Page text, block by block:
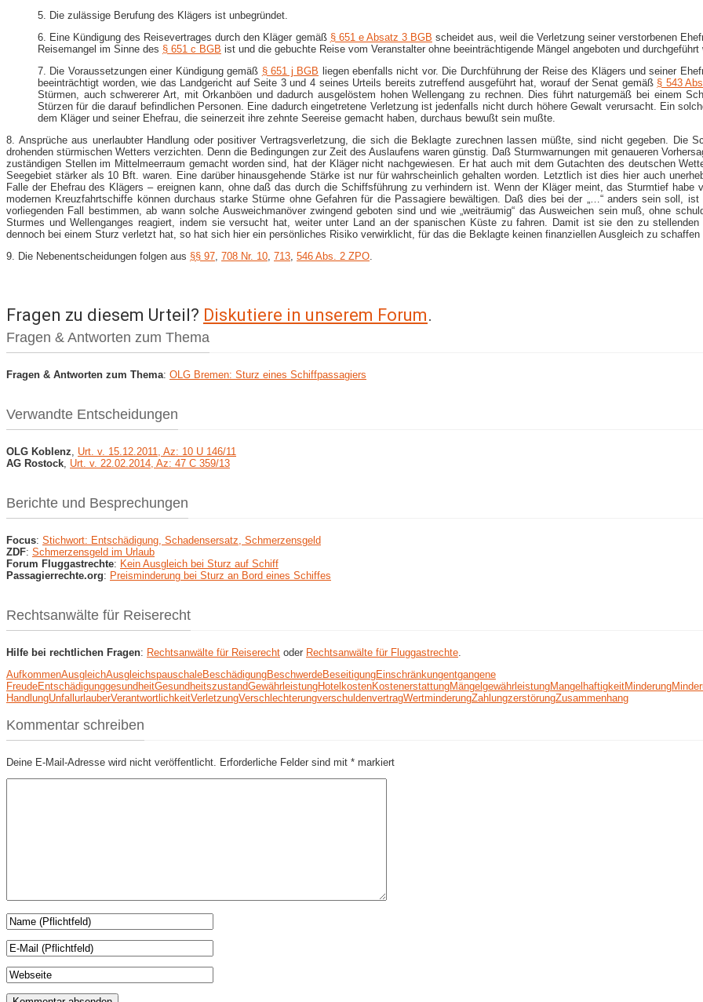
5. Die zulässige Berufung des Klägers ist unbegründet.
6. Eine Kündigung des Reisevertrages durch den Kläger gemäß § 651 e Absatz 3 BGB scheidet aus, weil die Verletzung seiner verstorbenen
Reisemangel im Sinne des § 651 c BGB ist und die gebuchte Reise vom Veranstalter ohne beeinträchtigende Mängel angeboten und durchgeführt
7. Die Voraussetzungen einer Kündigung gemäß § 651 j BGB liegen ebenfalls nicht vor. Die Durchführung der Reise des Klägers und seiner
beeinträchtigt worden, wie das Landgericht auf Seite 3 und 4 seines Urteils bereits zutreffend ausgeführt hat, worauf der Senat gemäß § 543
Stürmen, auch schwererer Art, mit Orkanböen und dadurch ausgelöstem hohen Wellengang zu rechnen. Dies führt naturgemäß bei einem
Stürzen für die darauf befindlichen Personen. Eine dadurch eingetretene Verletzung ist jedenfalls nicht durch höhere Gewalt verursacht. Ein
dem Kläger und seiner Ehefrau, die seinerzeit ihre zehnte Seereise gemacht haben, durchaus bewußt sein mußte.
8. Ansprüche aus unerlaubter Handlung oder positiver Vertragsverletzung, die sich die Beklagte zurechnen lassen müßte, sind nicht gegeben. Die
drohenden stürmischen Wetters verzichten. Denn die Bedingungen zur Zeit des Auslaufens waren günstig. Daß Sturmwarnungen mit genaueren
zuständigen Stellen im Mittelmeerraum gemacht worden sind, hat der Kläger nicht nachgewiesen. Er hat auch mit dem Gutachten des deutschen
Seegebiet stärker als 10 Bft. waren. Eine darüber hinausgehende Stärke ist nur für wahrscheinlich gehalten worden. Letztlich ist dies hier auch
Falle der Ehefrau des Klägers – ereignen kann, ohne daß das durch die Schiffsführung zu verhindern ist. Wenn der Kläger meint, das Sturmtief
modernen Kreuzfahrtschiffe können durchaus starke Stürme ohne Gefahren für die Passagiere bewältigen. Daß dies bei der „…“ anders sein soll,
vorliegenden Fall bestimmen, ab wann solche Ausweichmanöver zwingend geboten sind und wie „weiträumig“ das Ausweichen sein muß, ohne
Sturmes und Wellenganges reagiert, indem sie versucht hat, weiter unter Land an der spanischen Küste zu fahren. Damit ist sie den zu
dennoch bei einem Sturz verletzt hat, so hat sich hier ein persönliches Risiko verwirklicht, für das die Beklagte keinen finanziellen Ausgleich zu schaffen
9. Die Nebenentscheidungen folgen aus §§ 97 708 Nr. 10 713 546 Abs. 2 ZPO
Fragen zu diesem Urteil? Diskutiere in unserem Forum.
Fragen & Antworten zum Thema
Fragen & Antworten zum Thema: OLG Bremen: Sturz eines Schiffpassagiers
Verwandte Entscheidungen
OLG Koblenz
Urt. v. 15.12.2011, Az: 10 U 146/11
AG Rostock Urt. v. 22.02.2014, Az: 47 C 359/13
Berichte und Besprechungen
Focus: Stichwort: Entschädigung, Schadensersatz, Schmerzensgeld
ZDF: Schmerzensgeld im Urlaub
Forum Fluggastrechte: Kein Ausgleich bei Sturz auf Schiff
Passagierrechte.org: Preisminderung bei Sturz an Bord eines Schiffes
Rechtsanwälte für Reiserecht
Hilfe bei rechtlichen Fragen: Rechtsanwälte für Reiserecht oder Rechtsanwälte für Fluggastrechte
AufkommenAusgleichAusgleichspauschaleBeschädigungBeschwerdeBeseitigungEinschränkungentgangene
FreudeEntschädigunggesundheitGesundheitszustandGewährleistungHotelkostenKostenerstattungMängelgewährleistungMangelhaftigkeitMinderung
HandlungUnfallurlauberVerantwortlichkeitVerletzungVerschlechterungverschuldenvertragWertminderungZahlungzerstörungZusammenhang
Kommentar schreiben
Deine E-Mail-Adresse wird nicht veröffentlicht. Erforderliche Felder sind mit * markiert